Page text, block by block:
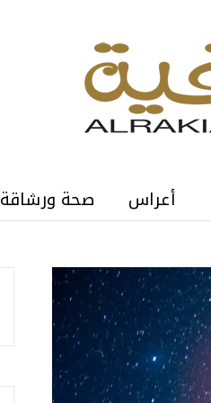
أعراس صحة ورشاقة